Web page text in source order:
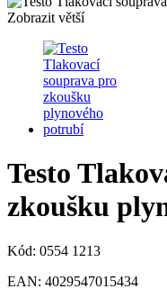
Zobrazit větší
Testo
zkoušku
Kód: 0554 1213
EAN: 4029547015434